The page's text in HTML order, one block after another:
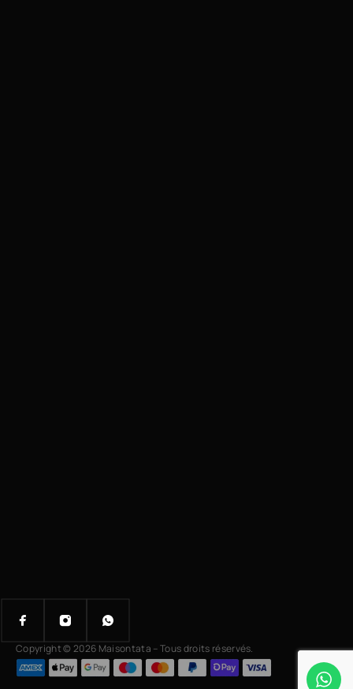
Copyright © 2026 Maisontata – Tous droits réservés.